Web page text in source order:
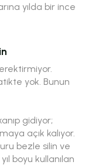
yılda bir ince
yok. Bunun
gidiyor;
açık kalıyor.
bezle silin ve
boyu kullanılan